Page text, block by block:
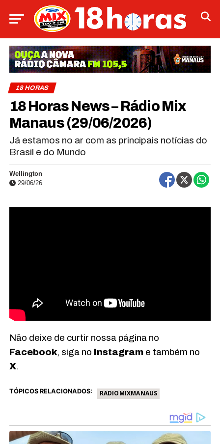
18 HORAS
18 Horas News​​​​​​​​​​​​ – Rádio Mix
Manaus (29/06/2026)
Já estamos no ar com as principais notícias do
Brasil e do Mundo
Wellington
29/06/26
Não deixe de curtir nossa página no
Facebook, siga no Instagrame também no
X.
TÓPICOS RELACIONADOS: RADIOMIXMANAUS